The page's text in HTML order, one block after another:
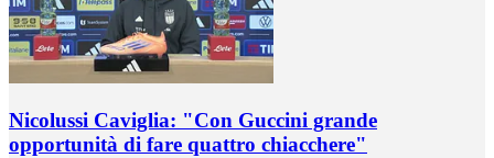
Nicolussi Caviglia: "Con Guccini grande
opportunità di fare quattro chiacchere"